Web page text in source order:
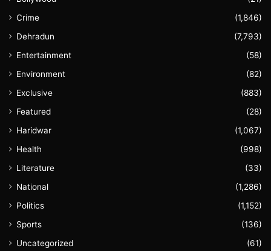
Crime
(1,846)
Dehradun
(7,793)
Entertainment
(58)
Environment
(82)
Exclusive
(883)
Featured
(28)
Haridwar
(1,067)
Health
(998)
Literature
(33)
National
(1,286)
Politics
(1,152)
Sports
(136)
Uncategorized
(61)